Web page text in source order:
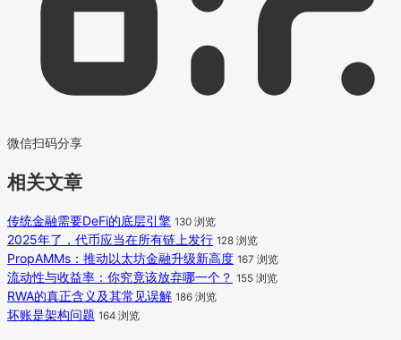
微信扫码分享
相关文章
传统金融需要DeFi的底层引擎 130 浏览
2025年了，代币应当在所有链上发行 128 浏览
PropAMMs：推动以太坊金融升级新高度 167 浏览
流动性与收益率：你究竟该放弃哪一个？ 155 浏览
RWA的真正含义及其常见误解 186 浏览
坏账是架构问题 164 浏览